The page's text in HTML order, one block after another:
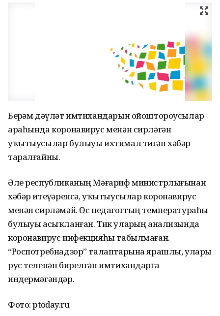
Берҙәм дәүләт имтихандарын ойоштороусылар
араһында коронавирус менән сирләгән
уҡытыусылар булыуы ихтимал тигән хәбәр
таралғайны.
Әле республиканың Мәғариф министрлығынан
хәбәр итеүҙәренсә, уҡытыусылар коронавирус
менән сирләмәй. Өс педагогтың температураһы
булыуы асыҡланған. Тик уларҙың анализында
коронавирус инфекцияһы табылмаған.
“Роспотребнадзор” талаптарына ярашлы, уларҙы
рус теленән бирелгән имтихандарға
индермәгәндәр.
Фото: ptoday.ru